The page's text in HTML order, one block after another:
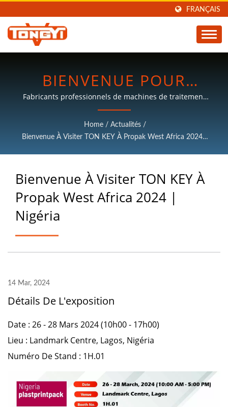
FRANÇAIS
BIENVENUE POUR
VISITER TON KEY À
PROPAK AFRIQUE DE
L'OUEST 2024 |
DE MACHINES DE
TRANSFORMATION
PLASTIQUE | TON KEY
Fabricants professionnels de machines de traitement
du plastique, avec plus de 30 ans d'expérience.
Home / Actualités /
Bienvenue À Visiter TON KEY À Propak West Africa 2024 |
Bienvenue À Visiter TON KEY À
Propak West Africa 2024 |
Nigéria
14 Mar, 2024
Détails De L'exposition
Date : 26 - 28 Mars 2024 (10h00 - 17h00)
Lieu : Landmark Centre, Lagos, Nigéria
Numéro De Stand : 1H.01